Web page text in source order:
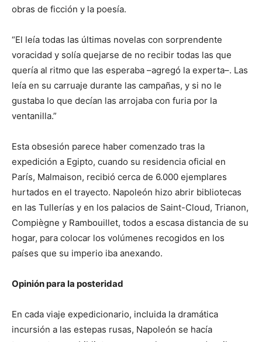
obras de ficción y la poesía.
“El leía todas las últimas novelas con sorprendente
voracidad y solía quejarse de no recibir todas las que
quería al ritmo que las esperaba –agregó la experta–. Las
leía en su carruaje durante las campañas, y si no le
gustaba lo que decían las arrojaba con furia por la
ventanilla.”
Esta obsesión parece haber comenzado tras la
expedición a Egipto, cuando su residencia oficial en
París, Malmaison, recibió cerca de 6.000 ejemplares
hurtados en el trayecto. Napoleón hizo abrir bibliotecas
en las Tullerías y en los palacios de Saint-Cloud, Trianon,
Compiègne y Rambouillet, todos a escasa distancia de su
hogar, para colocar los volúmenes recogidos en los
países que su imperio iba anexando.
Opinión para la posteridad
En cada viaje expedicionario, incluida la dramática
incursión a las estepas rusas, Napoleón se hacía